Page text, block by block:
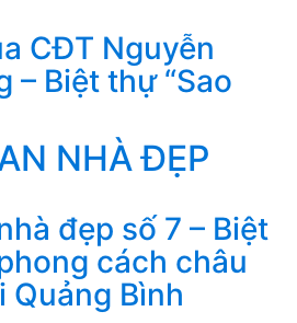
CĐT Nguyễn
– Biệt thự “Sao
NHÀ ĐẸP
đẹp số 7 – Biệt
cách châu
Quảng Bình